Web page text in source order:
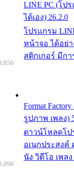
LINE PC (โป
ได้เอง) 26.2.0
โปรแกรม
หน้าจอ ได้อย่
สติกเกอร์ มีก
Format
รูปภาพ เพลง)
ดาวน์โหลดโป
อเนกประสงค์
นัง วิดีโอ เพล